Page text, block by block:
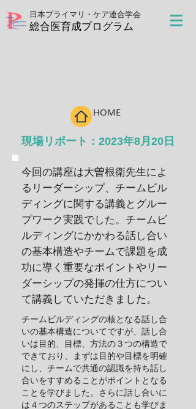
​総合医育成プログラム
日本プライマリ・ケア連合学会
HOME
​現場リポート：2023年8月20日
今回の講座は大曽根衛先生によ
るリーダーシップ、チームビル
ディングに関する講義とグルー
プワーク実践でした。チームビ
ルディングにかかわる話し合い
の基本構造やチームで課題を成
功に導く重要なポイントやリー
ダーシップの発揮の仕方につい
て講義していただきました。
チームビルディングの核となる話し合
いの基本構造についてですが、話し合
いは目的、目標、方法の３つの構造で
できており、まずは目的や目標を明確
にし、チームで共通の認識を持ち話し
合いをすすめることがポイントとなる
ことを学びました。さらに話し合いに
は４つのステップがあることも学びま